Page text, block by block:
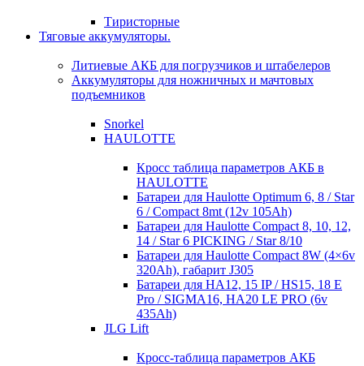
Тиристорные
Тяговые аккумуляторы.
Литиевые АКБ для погрузчиков и штабелеров
Аккумуляторы для ножничных и мачтовых
подъемников
Snorkel
HAULOTTE
Кросc таблица параметров АКБ в
HAULOTTE
Батареи для Haulotte Optimum 6, 8 / Star
6 / Compact 8mt (12v 105Ah)
Батареи для Haulotte Compact 8, 10, 12,
14 / Star 6 PICKING / Star 8/10
Батареи для Haulotte Compact 8W (4×6v
320Ah), габарит J305
Батареи для HA12, 15 IP / HS15, 18 E
Pro / SIGMA16, HA20 LE PRO (6v
435Ah)
JLG Lift
Кросc-таблица параметров АКБ